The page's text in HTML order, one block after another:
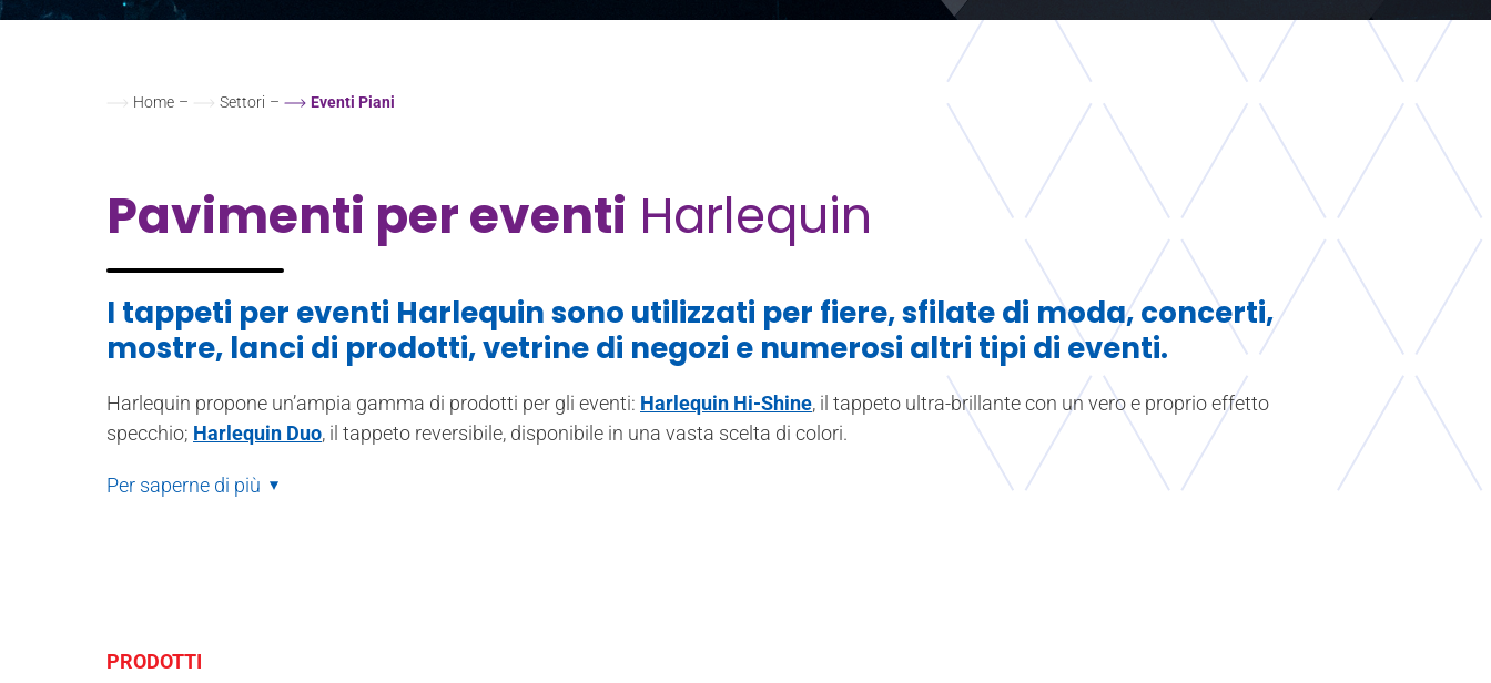
Home – Settori – Eventi Piani
Pavimenti per eventi Harlequin
I tappeti per eventi Harlequin sono utilizzati per fiere, sfilate di moda, concerti,
mostre, lanci di prodotti, vetrine di negozi e numerosi altri tipi di eventi.
Harlequin propone un’ampia gamma di prodotti per gli eventi: Harlequin Hi-Shine, il tappeto ultra-brillante con un vero e proprio effetto
specchio; Harlequin Duo, il tappeto reversibile, disponibile in una vasta scelta di colori.
Per saperne di più
PRODOTTI